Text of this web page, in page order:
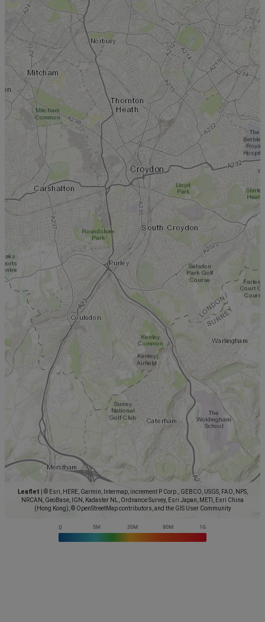
Leaflet
© Esri, HERE, Garmin, Intermap, increment P Corp., GEBCO, USGS, FAO, NPS,
NRCAN, GeoBase, IGN, Kadaster NL, Ordnance Survey, Esri Japan, METI, Esri China
(Hong Kong), © OpenStreetMap contributors, and the GIS User Community